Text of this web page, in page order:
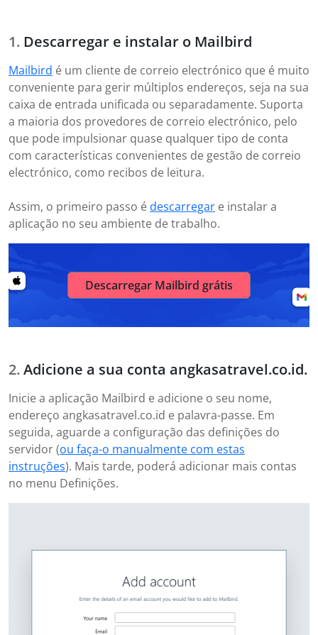
Descarregar e instalar o Mailbird
Mailbird é um cliente de correio electrónico que é muito
conveniente para gerir múltiplos endereços, seja na sua
caixa de entrada unificada ou separadamente. Suporta
a maioria dos provedores de correio electrónico, pelo
que pode impulsionar quase qualquer tipo de conta
com características convenientes de gestão de correio
electrónico, como recibos de leitura.
Assim, o primeiro passo é descarregar e instalar a
aplicação no seu ambiente de trabalho.
Descarregar Mailbird grátis
Adicione a sua conta angkasatravel.co.id.
Inicie a aplicação Mailbird e adicione o seu nome,
endereço angkasatravel.co.id e palavra-passe. Em
seguida, aguarde a configuração das definições do
servidor (ou faça-o manualmente com estas
instruções). Mais tarde, poderá adicionar mais contas
no menu Definições.